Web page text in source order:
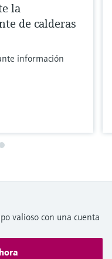
la
de calderas
información
valioso con una cuenta